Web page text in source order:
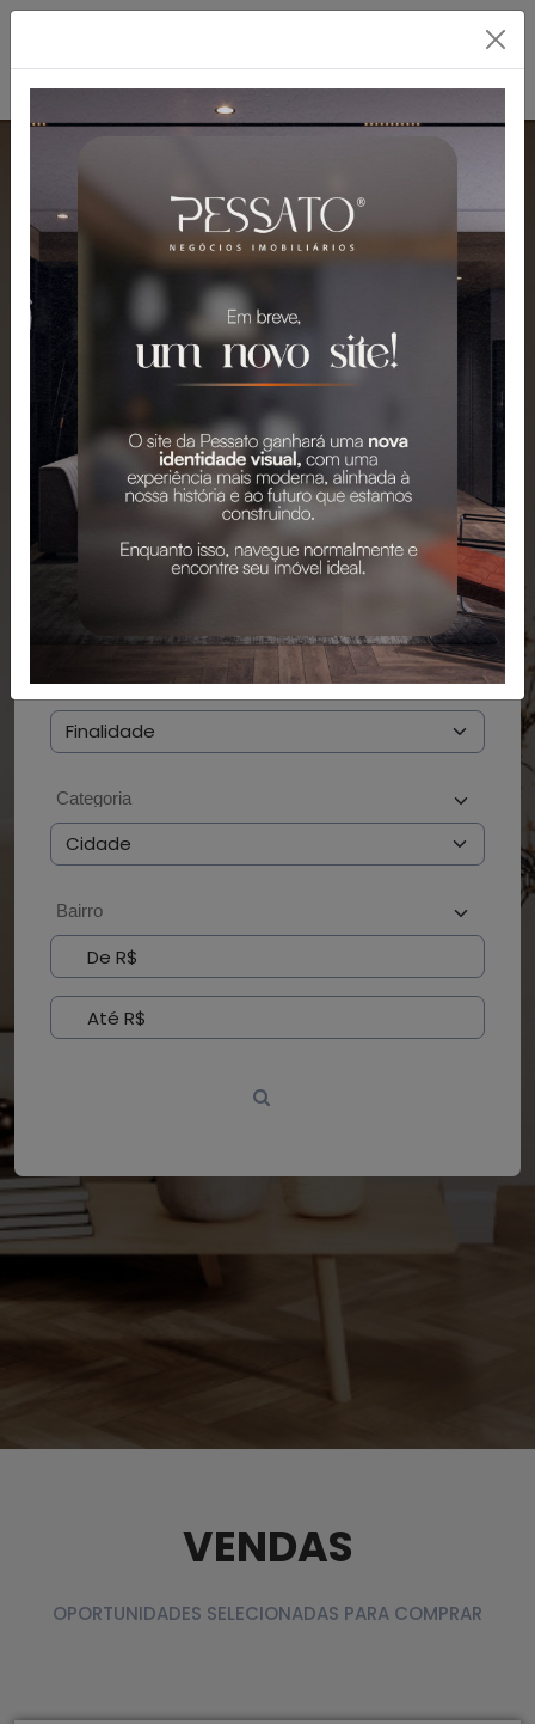
PESSATO: A MELHOR
IMOBILIÁRIA EM
GRAVATAÍ
Mais de 2.300 Imóveis para Venda e
Aluguel em Gravataí e Região.
PESQUISAR BUSCAR POR CÓDIGO
VENDAS
OPORTUNIDADES SELECIONADAS PARA COMPRAR